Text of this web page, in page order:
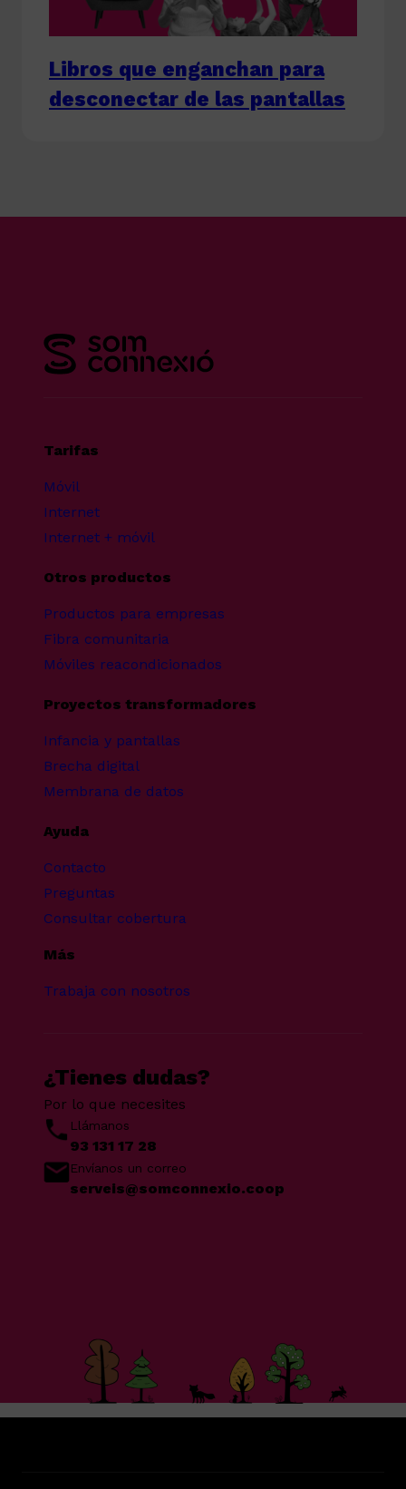
Libros que enganchan para
desconectar de las pantallas
Tarifas
Móvil
Internet
Internet + móvil
Otros productos
Productos para empresas
Fibra comunitaria
Móviles reacondicionados
Proyectos transformadores
Infancia y pantallas
Brecha digital
Membrana de datos
Ayuda
Contacto
Preguntas
Consultar cobertura
Más
Trabaja con nosotros
¿Tienes dudas?
Por lo que necesites
Llámanos
93 131 17 28
Envíanos un correo
serveis@somconnexio.coop